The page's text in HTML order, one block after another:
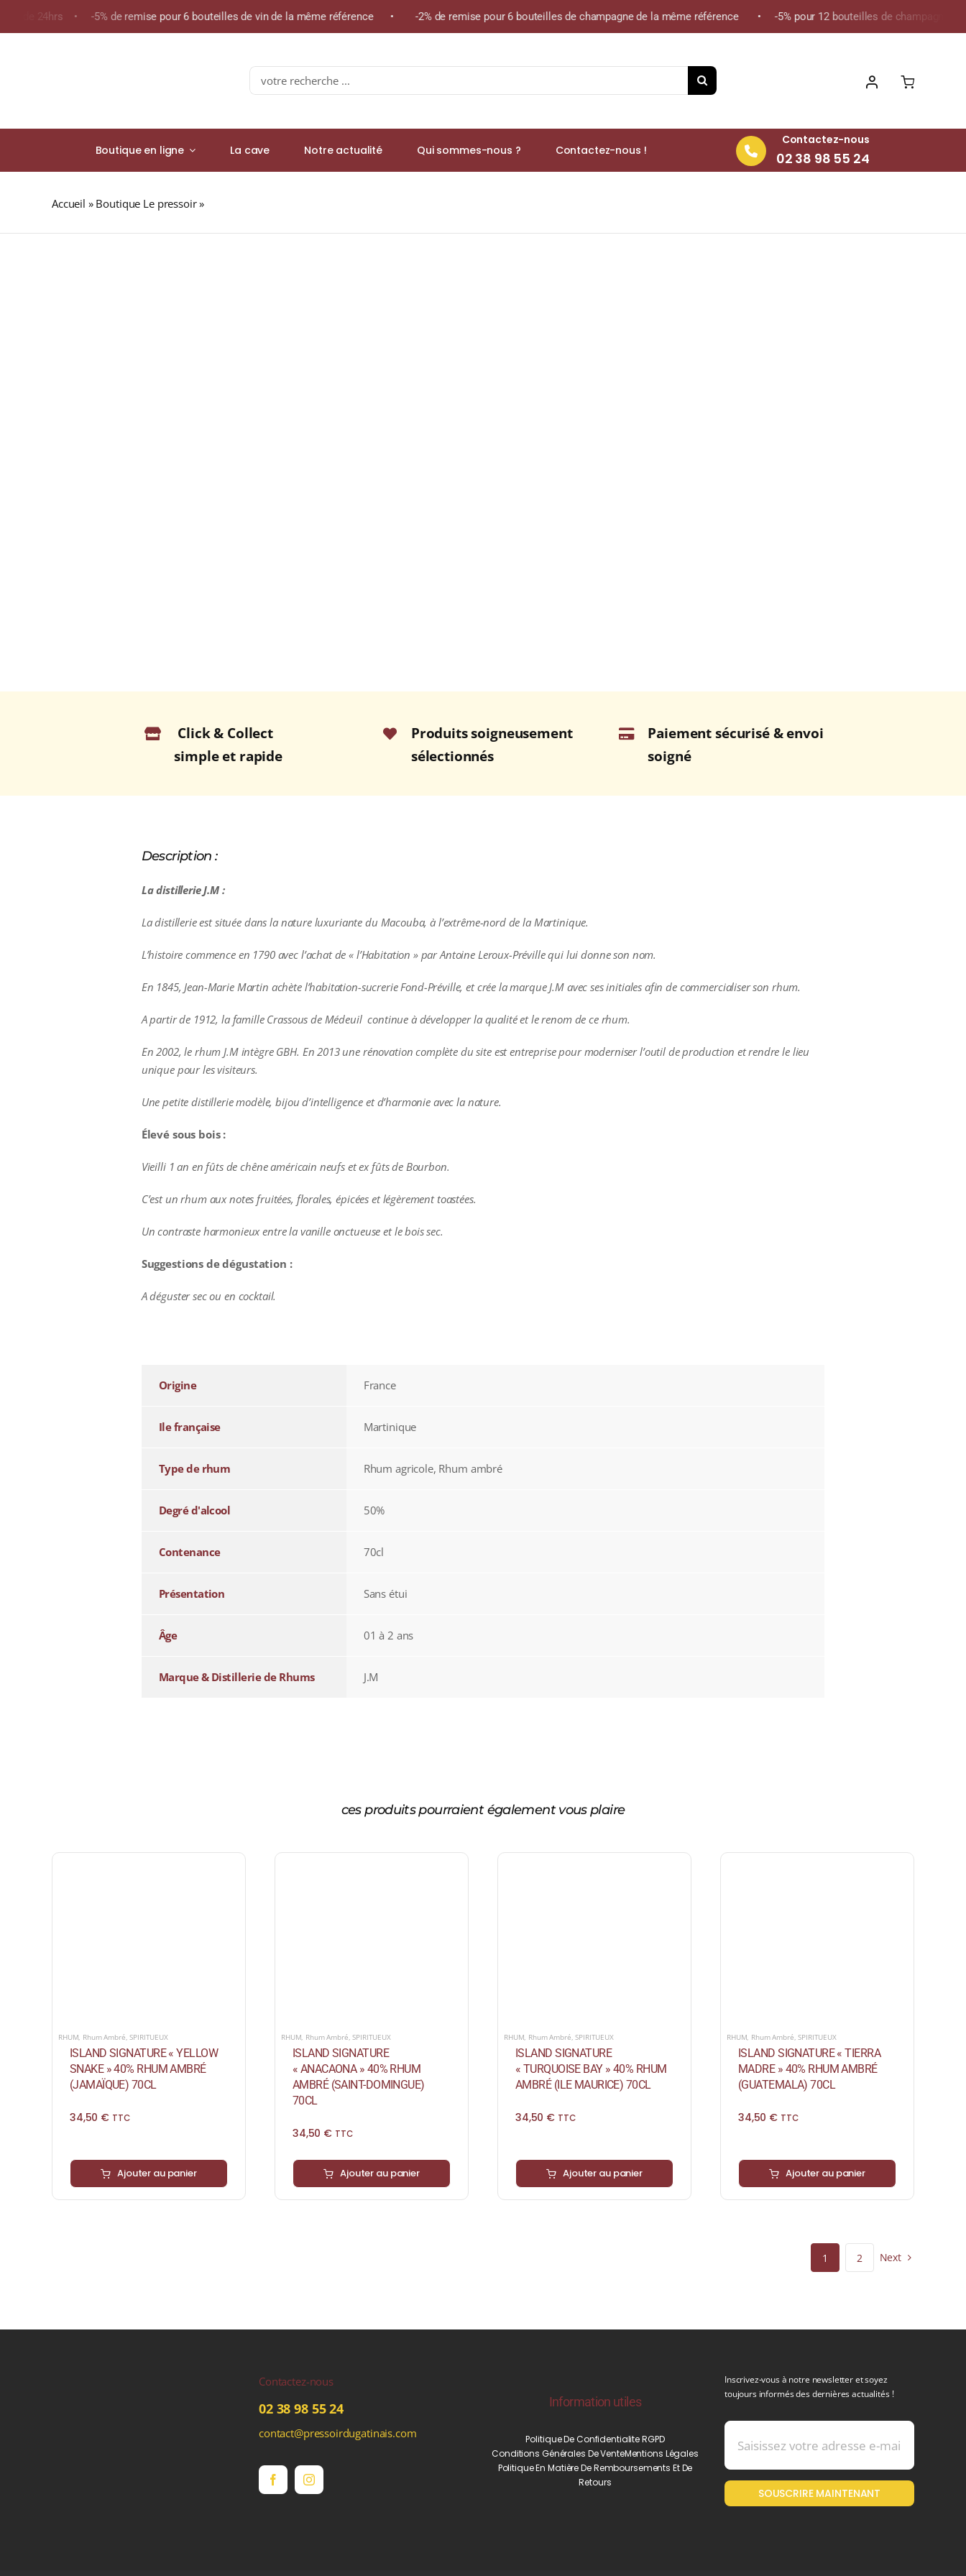
24hrs • -5% de remise pour 6 bouteilles de vin de la même référence • -2% de remise pour 6 bouteilles de champagne de la même référence • -5% pour 12 bouteilles de champagne de la
Search
for:
Boutique en ligne La cave Notre actualité Qui sommes-nous ? Contactez-nous !
Contactez-nous
02 38 98 55 24
Accueil » Boutique Le pressoir»
Click & Collect
simple et rapide
Produits soigneusement
sélectionnés
Paiement sécurisé & envoi
soigné
Description :
La distillerie J.M :
La distillerie est située dans la nature luxuriante du Macouba, à l’extrême-nord de la Martinique.
L’histoire commence en 1790 avec l’achat de « l’Habitation » par Antoine Leroux-Préville qui lui donne son nom.
En 1845, Jean-Marie Martin achète l’habitation-sucrerie Fond-Préville, et crée la marque J.M avec ses initiales afin de commercialiser son rhum.
A partir de 1912, la famille Crassous de Médeuil continue à développer la qualité et le renom de ce rhum.
En 2002, le rhum J.M intègre GBH. En 2013 une rénovation complète du site est entreprise pour moderniser l’outil de production et rendre le lieu
unique pour les visiteurs.
Une petite distillerie modèle, bijou d’intelligence et d’harmonie avec la nature.
Élevé sous bois :
Vieilli 1 an en fûts de chêne américain neufs et ex fûts de Bourbon.
C’est un rhum aux notes fruitées, florales, épicées et légèrement toastées.
Un contraste harmonieux entre la vanille onctueuse et le bois sec.
Suggestions de dégustation :
A déguster sec ou en cocktail.
Origine France
Ile française Martinique
Type de rhum Rhum agricole, Rhum ambré
Degré d'alcool 50%
Contenance 70cl
Présentation Sans étui
Âge 01 à 2 ans
Marque & Distillerie de Rhums J.M
ces produits pourraient également vous plaire
RHUM, Rhum Ambré,SPIRITUEUX
ISLAND SIGNATURE « YELLOW
SNAKE » 40% RHUM AMBRÉ
(JAMAÏQUE) 70CL
34,50 € TTC
Ajouter au panier
RHUM, Rhum Ambré,SPIRITUEUX
ISLAND SIGNATURE
« ANACAONA » 40% RHUM
AMBRÉ (SAINT-DOMINGUE)
70CL
34,50 € TTC
Ajouter au panier
RHUM, Rhum Ambré,SPIRITUEUX
ISLAND SIGNATURE
« TURQUOISE BAY » 40% RHUM
AMBRÉ (ILE MAURICE) 70CL
34,50 € TTC
Ajouter au panier
RHUM, Rhum Ambré,SPIRITUEUX
ISLAND SIGNATURE « TIERRA
MADRE » 40% RHUM AMBRÉ
(GUATEMALA) 70CL
34,50 € TTC
Ajouter au panier
1 2 Next
Contactez-nous
02 38 98 55 24
contact@pressoirdugatinais.com
Information utiles
Politique De Confidentialite RGPD
Conditions Générales De VenteMentions Légales
Politique En Matière De Remboursements Et De
Retours
Inscrivez-vous à notre newsletter et soyez
toujours informés des dernières actualités !
SOUSCRIRE MAINTENANT